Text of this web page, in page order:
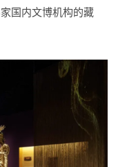
国内文博机构的藏